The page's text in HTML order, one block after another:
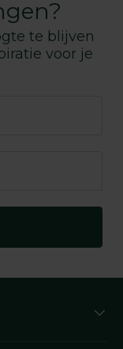
te blijven
voor je